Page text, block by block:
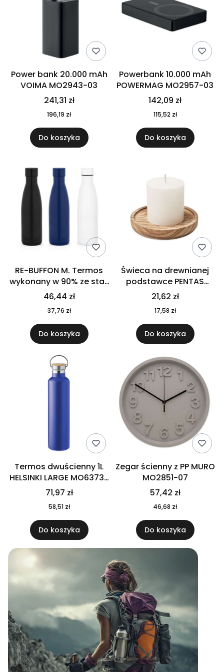
Power bank 20.000 mAh
VOIMA MO2943-03
241,31 zł
196,19 zł
Do koszyka
Powerbank 10.000 mAh
POWERMAG MO2957-03
142,09 zł
115,52 zł
Do koszyka
RE-BUFFON M. Termos
wykonany w 90% ze stali
nierdzewnej
pochodzącej z
recyklingu 520 ml 94294
46,44 zł
37,76 zł
Do koszyka
Świeca na drewnianej
podstawce PENTAS
MO6282-40
21,62 zł
17,58 zł
Do koszyka
Termos dwuścienny 1L
HELSINKI LARGE MO6373-
04
71,97 zł
58,51 zł
Do koszyka
Zegar ścienny z PP MURO
MO2851-07
57,42 zł
46,68 zł
Do koszyka